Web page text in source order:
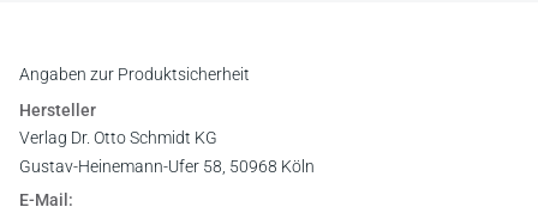
Angaben zur Produktsicherheit
Hersteller
Verlag Dr. Otto Schmidt KG
Gustav-Heinemann-Ufer 58, 50968 Köln
E-Mail: